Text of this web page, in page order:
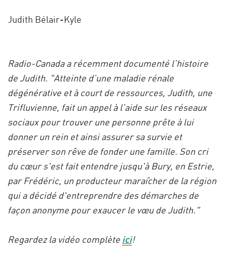
Judith Bélair-Kyle
Radio-Canada a récemment documenté l’histoire
de Judith. "Atteinte d’une maladie rénale
dégénérative et à court de ressources, Judith, une
Trifluvienne, fait un appel à l’aide sur les réseaux
sociaux pour trouver une personne prête à lui
donner un rein et ainsi assurer sa survie et
préserver son rêve de fonder une famille. Son cri
du cœur s'est fait entendre jusqu'à Bury, en Estrie,
par Frédéric, un producteur maraîcher de la région
qui a décidé d'entreprendre des démarches de
façon anonyme pour exaucer le vœu de Judith."
Regardez la vidéo complète ici!